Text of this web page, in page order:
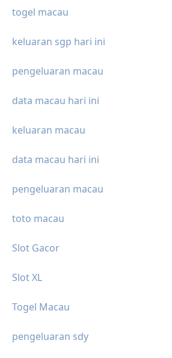
togel macau
keluaran sgp hari ini
pengeluaran macau
data macau hari ini
keluaran macau
data macau hari ini
pengeluaran macau
toto macau
Slot Gacor
Slot XL
Togel Macau
pengeluaran sdy